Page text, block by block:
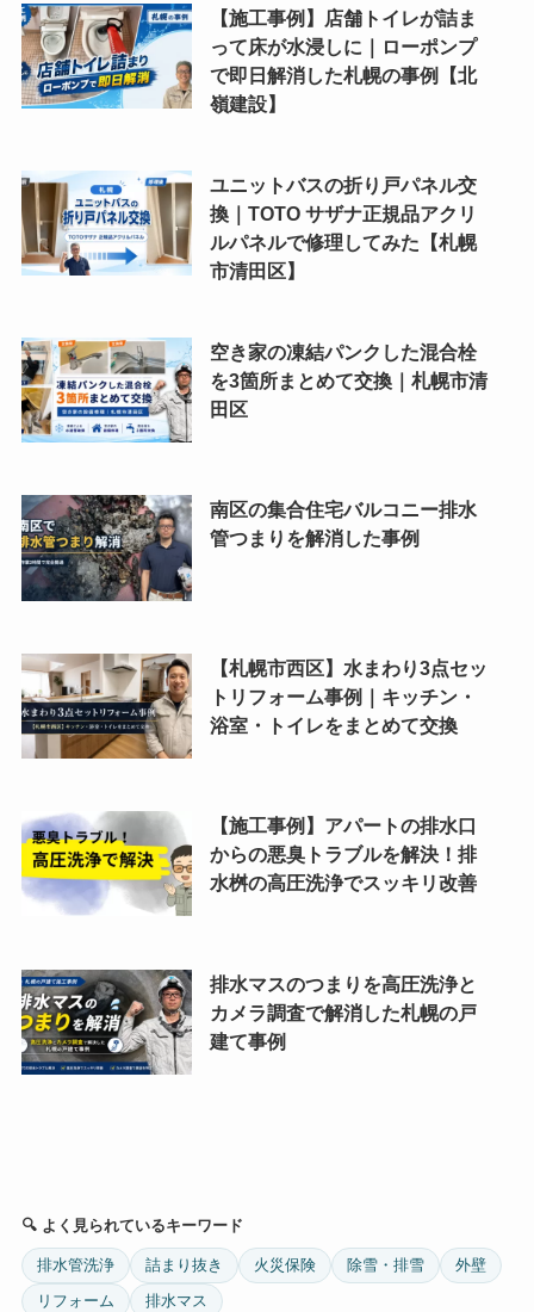
【施工事例】店舗トイレが詰ま
って床が水浸しに｜ローポンプ
で即日解消した札幌の事例【北
嶺建設】
ユニットバスの折り戸パネル交
換｜TOTO サザナ正規品アクリ
ルパネルで修理してみた【札幌
市清田区】
空き家の凍結パンクした混合栓
を3箇所まとめて交換｜札幌市清
田区
南区の集合住宅バルコニー排水
管つまりを解消した事例
【札幌市西区】水まわり3点セッ
トリフォーム事例｜キッチン・
浴室・トイレをまとめて交換
【施工事例】アパートの排水口
からの悪臭トラブルを解決！排
水桝の高圧洗浄でスッキリ改善
排水マスのつまりを高圧洗浄と
カメラ調査で解消した札幌の戸
建て事例
🔍 よく見られているキーワード
排水管洗浄 詰まり抜き 火災保険 除雪・排雪
外壁
リフォーム
排水マス